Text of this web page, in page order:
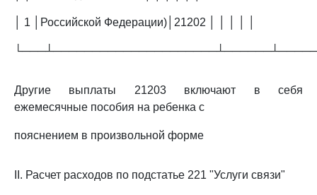
│ 1 │Российской Федерации)│21202 │ │ │ │ │
Другие выплаты 21203 включают в себя
ежемесячные пособия на ребенка с
пояснением в произвольной форме
II. Расчет расходов по подстатье 221 "Услуги связи"